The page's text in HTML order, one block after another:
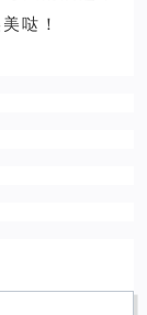
哒！